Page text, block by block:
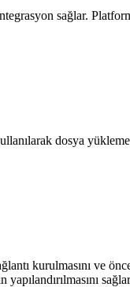
sağlar.
dosya
kurulmasını ve